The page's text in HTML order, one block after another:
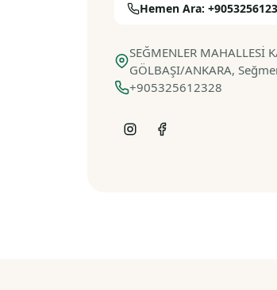
Hemen Ara:
SEĞMENLER MAHALLESİ
GÖLBAŞI/ANKARA,
+905325612328